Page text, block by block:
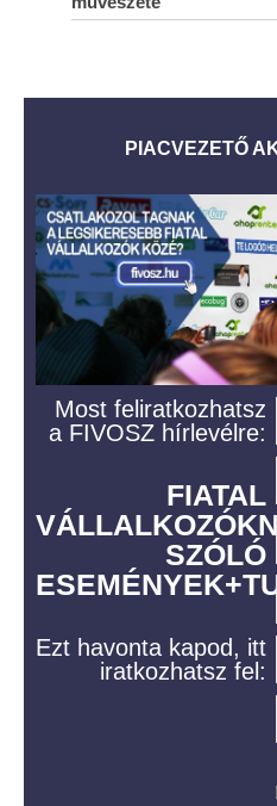
PIACVEZETŐ
Most feliratkozhatsz
a FIVOSZ hírlevélre:
FIATAL
SZÓLÓ
Ezt havonta kapod, itt
iratkozhatsz fel: